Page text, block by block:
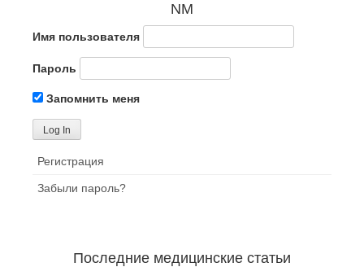
NM
Имя пользователя
Пароль
Запомнить меня
Регистрация
Забыли пароль?
Последние медицинские статьи